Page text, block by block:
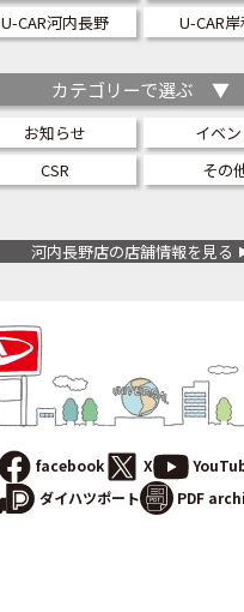
U-CAR河内長野
U-CAR
カテゴリーで選ぶ ▼
お知らせ
イベン
CSR
その
河内長野店の店舗情報を見る
facebook X
ダイハツポート
PDF